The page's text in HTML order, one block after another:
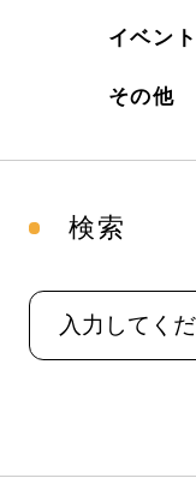
イベント
その他
検索